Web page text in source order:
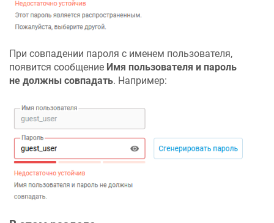
При совпадении пароля с именем пользователя,
появится сообщение Имя пользователя и пароль
не должны совпадать. Например: